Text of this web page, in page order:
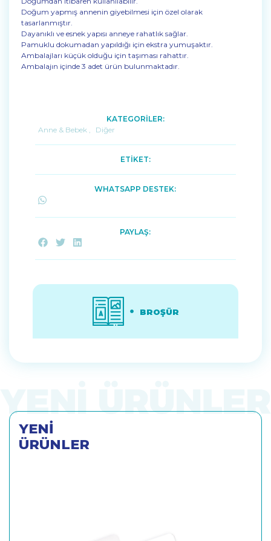
Doğum yapmış annenin giyebilmesi için özel olarak
tasarlanmıştır.
Dayanıklı ve esnek yapısı anneye rahatlık sağlar.
Pamuklu dokumadan yapıldığı için ekstra yumuşaktır.
Ambalajları küçük olduğu için taşıması rahattır.
Ambalajın içinde 3 adet ürün bulunmaktadır.
KATEGORİLER:
Anne & Bebek
Diğer
ETİKET:
WHATSAPP DESTEK:
PAYLAŞ:
BROŞÜR
YENİ
ÜRÜNLER